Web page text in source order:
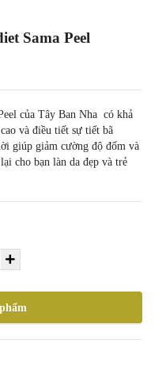
Sama Peel
của Tây Ban Nha có khả
và điều tiết sự tiết bã
giúp giảm cường độ đốm và
cho bạn làn da đẹp và trẻ